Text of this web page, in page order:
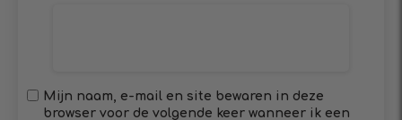
Mijn naam, e-mail en site bewaren in deze
browser voor de volgende keer wanneer ik een